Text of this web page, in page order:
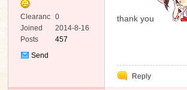
Clearanc
e
0
Joined
2014-8-16
Posts
457
Send
thank you
Reply